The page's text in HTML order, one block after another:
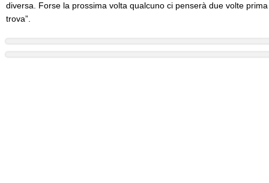
diversa. Forse la prossima volta qualcuno ci penserà due volte
trova”.